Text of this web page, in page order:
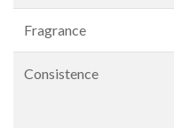
Fragrance
Consistence